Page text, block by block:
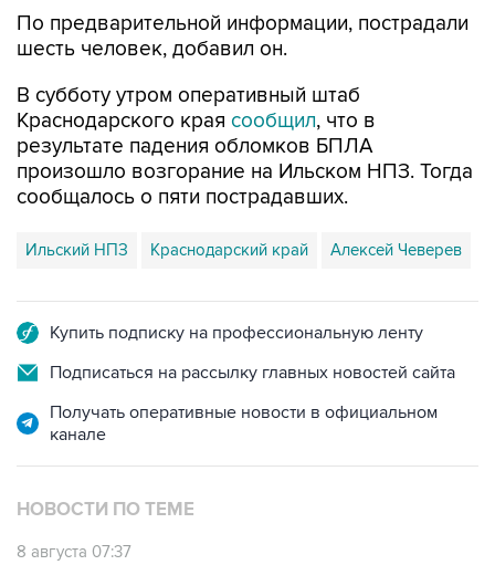
По предварительной информации, пострадали
шесть человек, добавил он.
В субботу утром оперативный штаб
Краснодарского края сообщил, что в
результате падения обломков БПЛА
произошло возгорание на Ильском НПЗ. Тогда
сообщалось о пяти пострадавших.
Ильский НПЗ Краснодарский край Алексей Чеверев
Купить подписку на профессиональную ленту
Подписаться на рассылку главных новостей сайта
Получать оперативные новости в официальном
канале
НОВОСТИ ПО ТЕМЕ
8 августа 07:37